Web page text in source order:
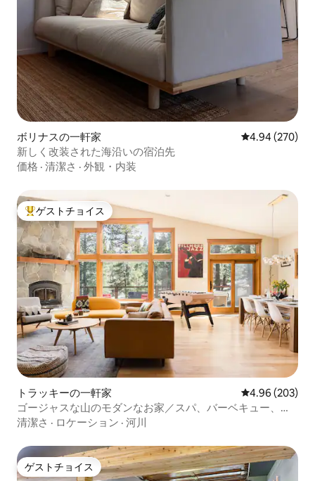
ボリナスの一軒家 レビュー270
4.94 (270)
新しく改装された海沿いの宿泊先
価格 · 清潔さ · 外観・内装
大好評のゲストチョイスです。
ゲストチョイス
トラッキーの一軒家 レビュー203
4.96 (203)
ゴージャスな山のモダンなお家／スパ、バーベキュー、シ
ェフ仕様のキッチン
清潔さ · ロケーション · 河川
ゲストチョイス
ゲストチョイス